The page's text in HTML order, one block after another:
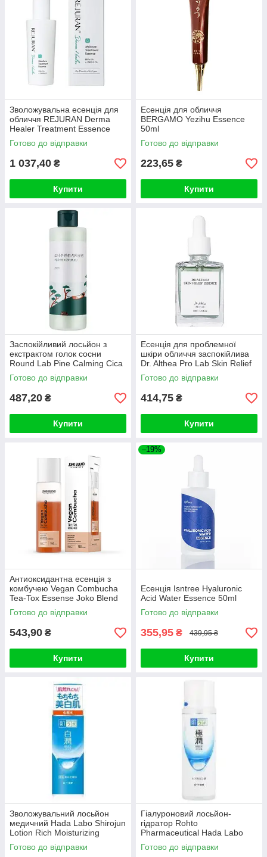
Зволожувальна есенція для
обличчя REJURAN Derma
Healer Treatment Essence
70g
Готово до відправки
1 037,40 ₴
Купити
Есенція для обличчя
BERGAMO Yezihu Essence
50ml
Готово до відправки
223,65 ₴
Купити
Заспокійливий лосьйон з
екстрактом голок сосни
Round Lab Pine Calming Cica
Lotion 250ml
Готово до відправки
487,20 ₴
Купити
Есенція для проблемної
шкіри обличчя заспокійлива
Dr. Althea Pro Lab Skin Relief
Essence, 30 мл
Готово до відправки
414,75 ₴
Купити
Антиоксидантна есенція з
комбучею Vegan Combucha
Tea-Tox Essense Joko Blend
150 мл
Готово до відправки
543,90 ₴
Купити
–19%
Есенція Isntree Hyaluronic
Acid Water Essence 50ml
Готово до відправки
355,95 ₴ 439,95 ₴
Купити
Зволожувальний лосьйон
медичний Hada Labo Shirojun
Lotion Rich Moisturizing
Medicated, 170 ml
Готово до відправки
Гіалуроновий лосьйон-
гідратор Rohto
Pharmaceutical Hada Labo
Gokujun Hyaluronic Lotion
170ml
Готово до відправки